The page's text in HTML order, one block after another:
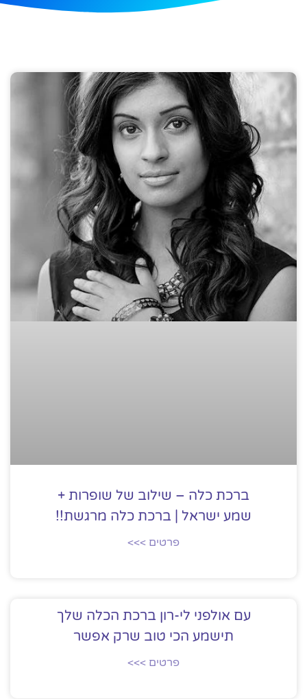
ברכת כלה – שילוב של שופרות +
שמע ישראל | ברכת כלה מרגשת!!
פרטים >>>
עם אולפני לי-רון ברכת הכלה שלך
תישמע הכי טוב שרק אפשר
פרטים >>>